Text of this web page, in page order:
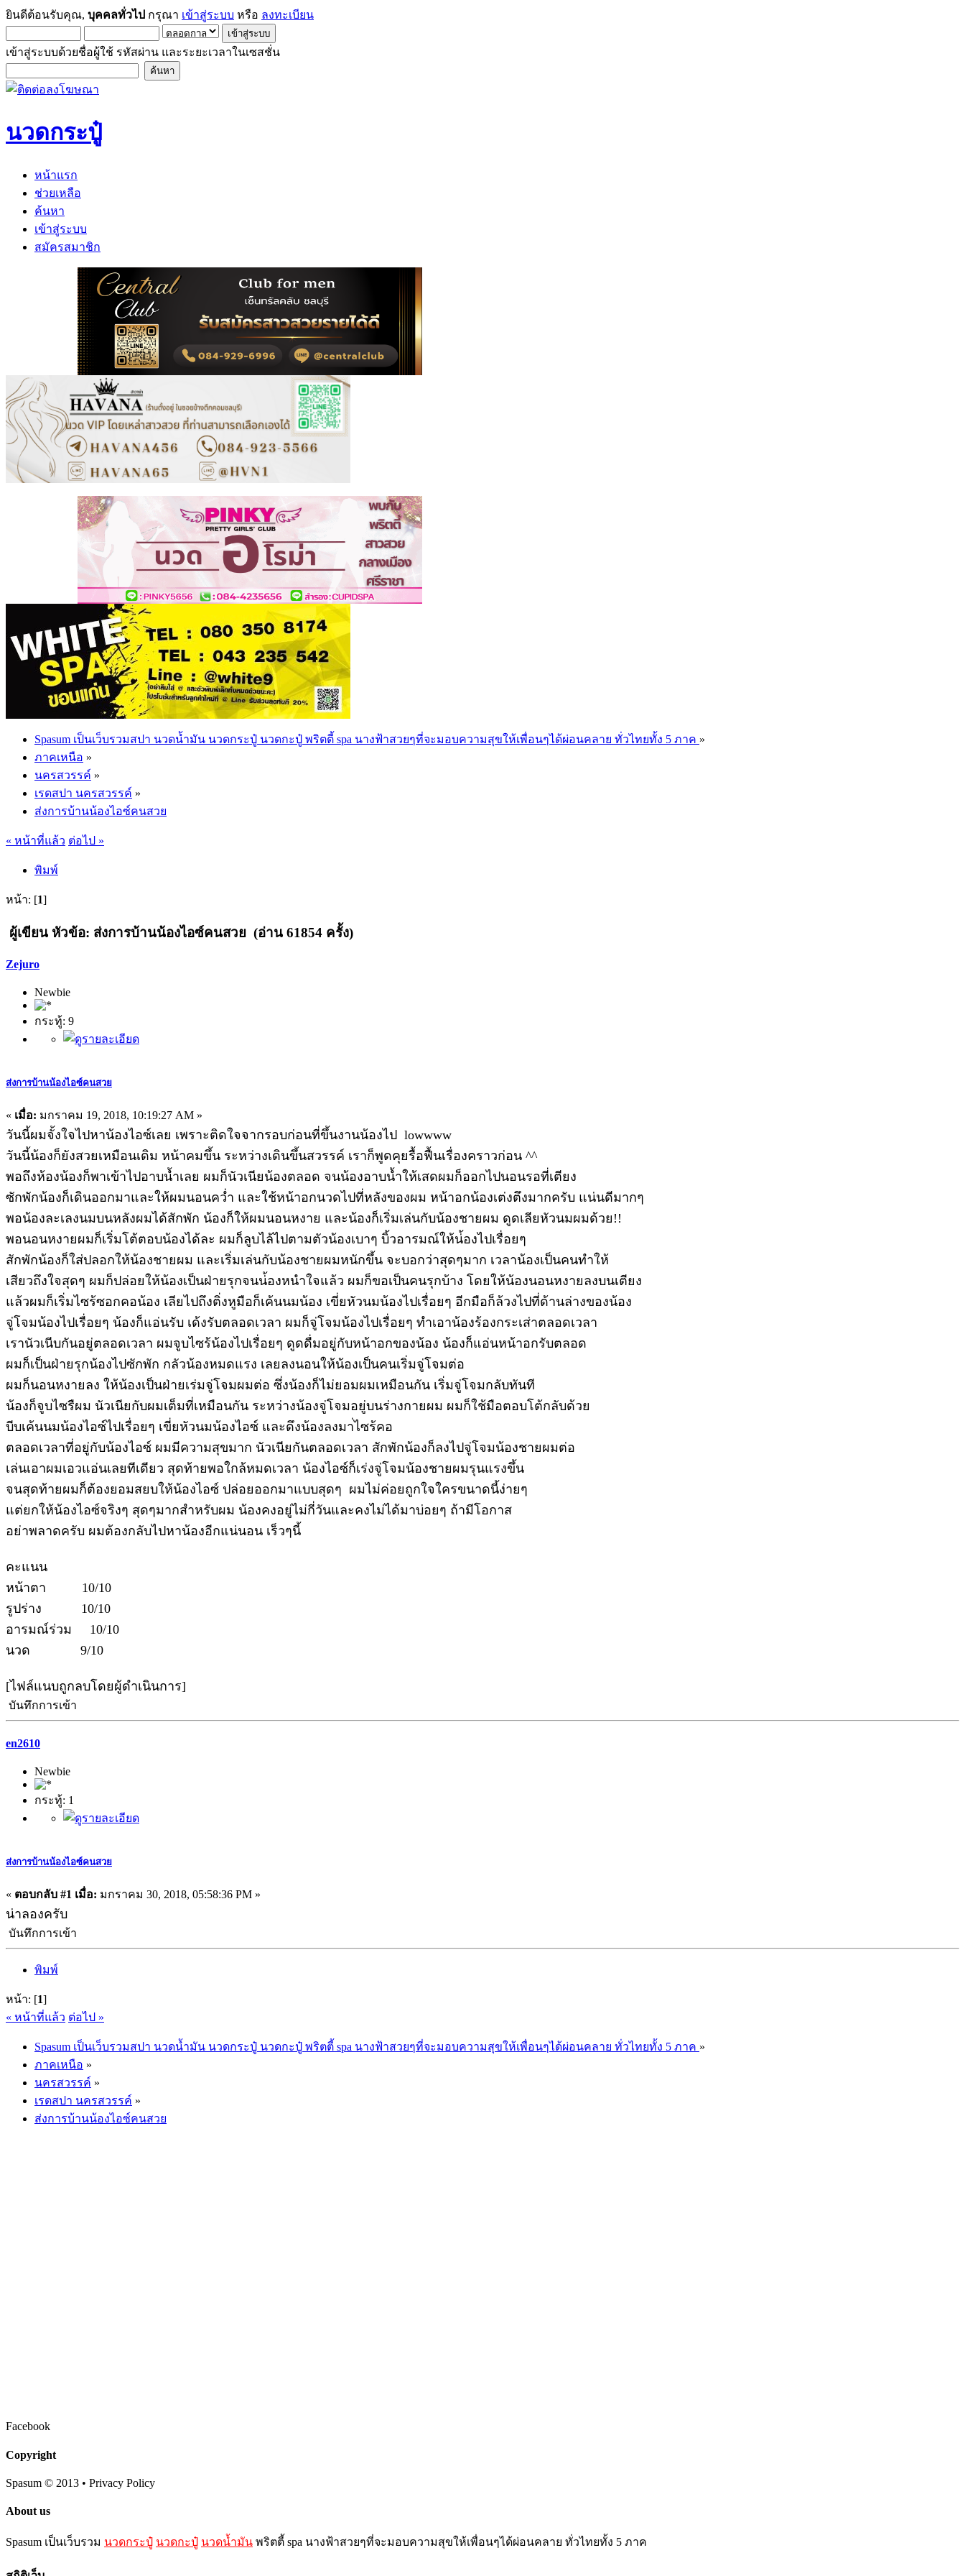
ยินดีต้อนรับคุณ, บุคคลทั่วไป กรุณา เข้าสู่ระบบ หรือ ลงทะเบียน
เข้าสู่ระบบด้วยชื่อผู้ใช้ รหัสผ่าน และระยะเวลาในเซสชั่น
นวดกระปู๋
หน้าแรก
ช่วยเหลือ
ค้นหา
เข้าสู่ระบบ
สมัครสมาชิก
Spasum เป็นเว็บรวมสปา นวดน้ำมัน นวดกระปู๋ นวดกะปู๋ พริตตี้ spa นางฟ้าสวยๆที่จะมอบความสุขให้เพื่อนๆได้ผ่อนคลาย ทั่วไทยทั้ง 5 ภาค »
ภาคเหนือ »
นครสวรรค์ »
เรดสปา นครสวรรค์ »
ส่งการบ้านน้องไอซ์คนสวย
« หน้าที่แล้ว ต่อไป »
พิมพ์
หน้า: [1]
ผู้เขียน หัวข้อ: ส่งการบ้านน้องไอซ์คนสวย (อ่าน 61854 ครั้ง)
Zejuro
Newbie
กระทู้: 9
ส่งการบ้านน้องไอซ์คนสวย
« เมื่อ: มกราคม 19, 2018, 10:19:27 AM »
วันนี้ผมจั้งใจไปหาน้องไอซ์เลย เพราะติดใจจากรอบก่อนที่ขึ้นงานน้องไป lowwww
วันนี้น้องก็ยังสวยเหมือนเดิม หน้าคมขึ้น ระหว่างเดินขึ้นสวรรค์ เราก็พูดคุยรื้อฟื้นเรื่องคราวก่อน ^^
พอถึงห้องน้องก็พาเข้าไปอาบน้ำเลย ผมก็นัวเนียน้องตลอด จนน้องอาบน้ำให้เสดผมก็ออกไปนอนรอที่เตียง
ซักพักน้องก็เดินออกมาและให้ผมนอนคว่ำ และใช้หน้าอกนวดไปที่หลังของผม หน้าอกน้องเต่งตึงมากครับ แน่นดีมากๆ
พอน้องละเลงนมบนหลังผมได้สักพัก น้องก็ให้ผมนอนหงาย และน้องก็เริ่มเล่นกับน้องชายผม ดูดเลียหัวนมผมด้วย!!
พอนอนหงายผมก็เริ่มโต้ตอบน้องได้ละ ผมก็ลูบไล้ไปตามตัวน้องเบาๆ บิ้วอารมณ์ให้น่้องไปเรื่อยๆ
สักพักน้องก็ใส่ปลอกให้น้องชายผม และเริ่มเล่นกับน้องชายผมหนักขึ้น จะบอกว่าสุดๆมาก เวลาน้องเป็นคนทำให้
เสียวถึงใจสุดๆ ผมก็ปล่อยให้น้องเป็นฝ่ายรุกจนน่้องหนำใจแล้ว ผมก็ขอเป็นคนรุกบ้าง โดยให้น้องนอนหงายลงบนเตียง
แล้วผมก็เริ่มไซร้ซอกคอน้อง เลียไปถึงติ่งหูมือก็เค้นนมน้อง เขี่ยหัวนมน้องไปเรื่อยๆ อีกมือก็ล้วงไปที่ด้านล่างของน้อง
จู่โจมน้องไปเรื่อยๆ น้องก็แอ่นรับ เด้งรับตลอดเวลา ผมก็จู่โจมน้องไปเรื่อยๆ ทำเอาน้องร้องกระเส่าตลอดเวลา
เรานัวเนีบกันอยู่ตลอดเวลา ผมจูบไซร้น้องไปเรื่อยๆ ดูดดื่มอยู่กับหน้าอกของน้อง น้องก็แอ่นหน้าอกรับตลอด
ผมก็เป็นฝ่ายรุกน้องไปซักพัก กลัวน้องหมดแรง เลยลงนอนให้น้องเป็นคนเริ่มจู่โจมต่อ
ผมก็นอนหงายลง ให้น้องเป็นฝ่ายเร่มจู่โจมผมต่อ ซึ่งน้องก็ไม่ยอมผมเหมือนกัน เริ่มจู่โจมกลับทันที
น้องก็จูบไซรืผม นัวเนียกับผมเต็มที่เหมือนกัน ระหว่างน้องจู่โจมอยู่บนร่างกายผม ผมก็ใช้มือตอบโต้กลับด้วย
บีบเค้นนมน้องไอซ์ไปเรื่อยๆ เขี่ยหัวนมน้องไอซ์ และดึงน้องลงมา่ไซร้คอ
ตลอดเวลาที่อยู่กับน้องไอซ์ ผมมีความสุขมาก นัวเนียกันตลอดเวลา สักพักน้องก็ลงไปจู่โจมน้องชายผมต่อ
เล่นเอาผมเอวแอ่นเลยทีเดียว สุดท้ายพอใกล้หมดเวลา น้องไอซ์ก็เร่งจู่โจมน้องชายผมรุนแรงขึ้น
จนสุดท้ายผมก็ต้องยอมสยบให้น้องไอซ์ ปล่อยออกมาแบบสุดๆ ผมไม่ค่อยถูกใจใครขนาดนี้ง่ายๆ
แต่ยกให้น้องไอซ์จริงๆ สุดๆมากสำหรับผม น้องคงอยู่ไม่กี่วันและคงไม่ได้มาบ่อยๆ ถ้ามีโอกาส
อย่าพลาดครับ ผมต้องกลับไปหาน้องอีกแน่นอน เร็วๆนี้
คะแนน
หน้าตา 10/10
รูปร่าง 10/10
อารมณ์ร่วม 10/10
นวด 9/10
[ไฟล์แนบถูกลบโดยผู้ดำเนินการ]
บันทึกการเข้า
en2610
Newbie
กระทู้: 1
ส่งการบ้านน้องไอซ์คนสวย
« ตอบกลับ #1 เมื่อ: มกราคม 30, 2018, 05:58:36 PM »
น่าลองครับ
บันทึกการเข้า
พิมพ์
หน้า: [1]
« หน้าที่แล้ว ต่อไป »
Spasum เป็นเว็บรวมสปา นวดน้ำมัน นวดกระปู๋ นวดกะปู๋ พริตตี้ spa นางฟ้าสวยๆที่จะมอบความสุขให้เพื่อนๆได้ผ่อนคลาย ทั่วไทยทั้ง 5 ภาค »
ภาคเหนือ »
นครสวรรค์ »
เรดสปา นครสวรรค์ »
ส่งการบ้านน้องไอซ์คนสวย
Facebook
Copyright
Spasum © 2013 • Privacy Policy
About us
Spasum เป็นเว็บรวม นวดกระปู๋ นวดกะปู๋ นวดน้ำมัน พริตตี้ spa นางฟ้าสวยๆที่จะมอบความสุขให้เพื่อนๆได้ผ่อนคลาย ทั่วไทยทั้ง 5 ภาค